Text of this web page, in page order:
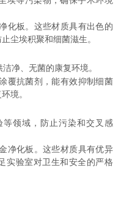
化板。这些材质具有出色的
尘埃积聚和细菌滋生。
净、无菌的康复环境。
覆抗菌剂，能有效抑制细菌
境。
等领域，防止污染和交叉感
净化板。这些材质具有优异
实验室对卫生和安全的严格